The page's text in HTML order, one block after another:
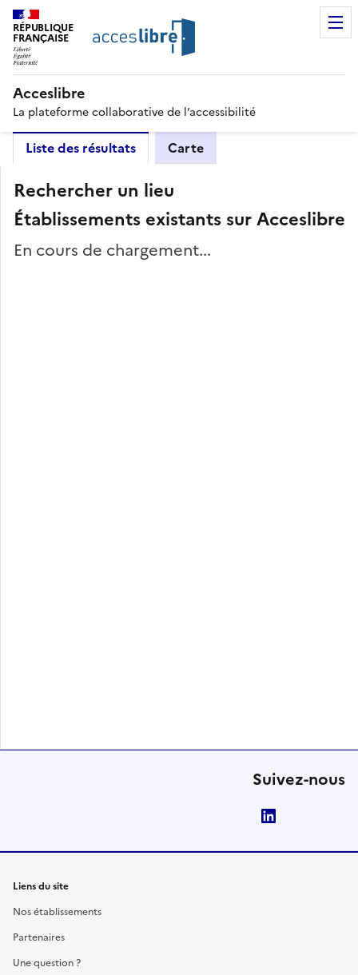
RÉPUBLIQUE
FRANÇAISE
Acceslibre
La plateforme collaborative de l’accessibilité
Liste des résultats Carte
Rechercher un lieu
Établissements existants sur Acceslibre
En cours de chargement...
Suivez-nous
Liens du site
Nos établissements
Partenaires
Une question ?